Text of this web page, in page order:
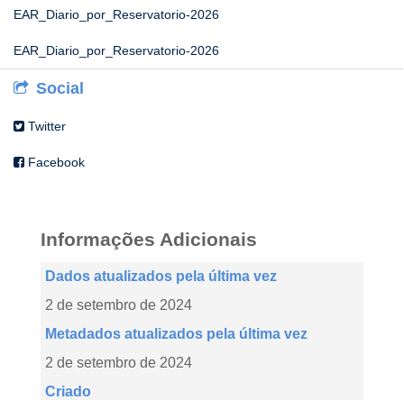
EAR_Diario_por_Reservatorio-2026
EAR_Diario_por_Reservatorio-2026
Social
Twitter
Facebook
Informações Adicionais
Dados atualizados pela última vez
2 de setembro de 2024
Metadados atualizados pela última vez
2 de setembro de 2024
Criado